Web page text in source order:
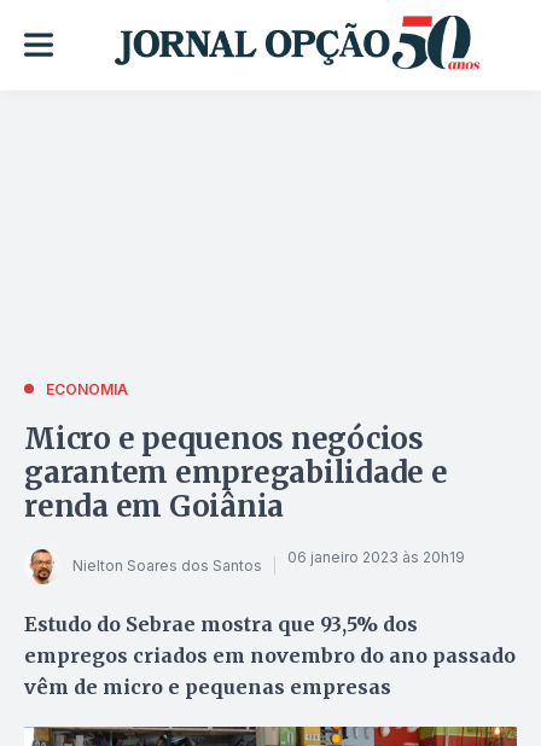
ECONOMIA
Micro e pequenos negócios
garantem empregabilidade e
renda em Goiânia
Nielton Soares dos Santos 06 janeiro 2023 às 20h19
Estudo do Sebrae mostra que 93,5% dos
empregos criados em novembro do ano passado
vêm de micro e pequenas empresas